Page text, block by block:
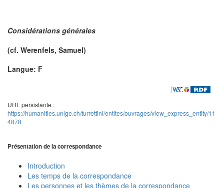
Considérations générales
(cf. Werenfels, Samuel)
Langue: F
URL persistante :
https://humanities.unige.ch/turrettini/entites/ouvrages/view_express_entity/11
4878
Présentation de la correspondance
Introduction
Les temps de la correspondance
Les personnes et les thèmes de la correspondance